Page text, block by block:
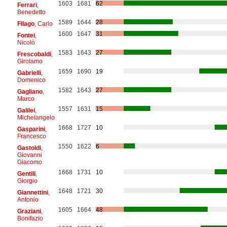
Ferrari,
Benedetto
1603 1681 62
Filago, Carlo 1589 1644
28
Fontei,
Nicolò
1600 1647 31
Frescobaldi,
Girolamo
1583 1643 27
Gabrielli,
Domenico
1659 1690 19
Gagliano,
Marco
1582 1643 27
Galilei,
Michelangelo
1557 1631 15
Gasparini,
Francesco
1668 1727 10
Gastoldi,
Giovanni
Giacomo
1550 1622 6
Gentili,
Giorgio
1668 1731 10
Giannettini,
Antonio
1648 1721 30
Graziani,
Bonifazio
1605 1664 48